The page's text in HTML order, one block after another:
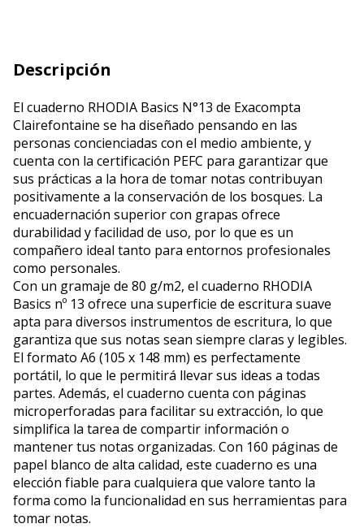
Descripción
El cuaderno RHODIA Basics N°13 de Exacompta
Clairefontaine se ha diseñado pensando en las
personas concienciadas con el medio ambiente, y
cuenta con la certificación PEFC para garantizar que
sus prácticas a la hora de tomar notas contribuyan
positivamente a la conservación de los bosques. La
encuadernación superior con grapas ofrece
durabilidad y facilidad de uso, por lo que es un
compañero ideal tanto para entornos profesionales
como personales.
Con un gramaje de 80 g/m2, el cuaderno RHODIA
Basics nº 13 ofrece una superficie de escritura suave
apta para diversos instrumentos de escritura, lo que
garantiza que sus notas sean siempre claras y legibles.
El formato A6 (105 x 148 mm) es perfectamente
portátil, lo que le permitirá llevar sus ideas a todas
partes. Además, el cuaderno cuenta con páginas
microperforadas para facilitar su extracción, lo que
simplifica la tarea de compartir información o
mantener tus notas organizadas. Con 160 páginas de
papel blanco de alta calidad, este cuaderno es una
elección fiable para cualquiera que valore tanto la
forma como la funcionalidad en sus herramientas para
tomar notas.